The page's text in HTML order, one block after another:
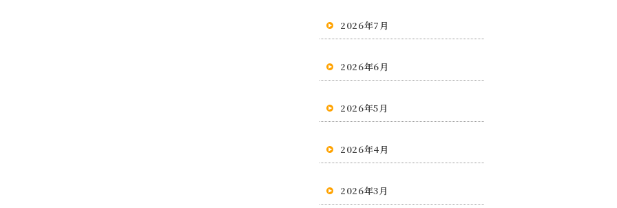
2026年7月
2026年6月
2026年5月
2026年4月
2026年3月